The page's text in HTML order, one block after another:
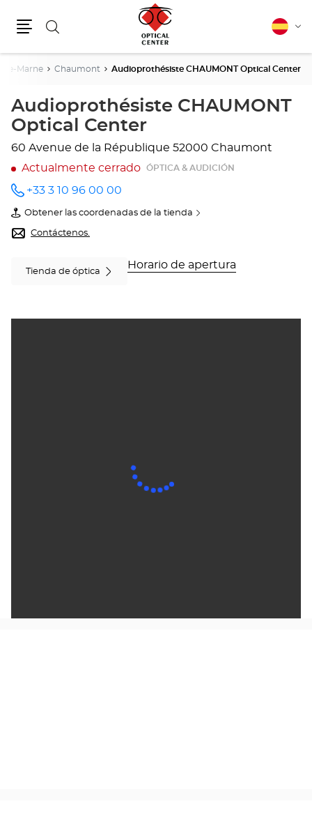
Buscar Español
Marne Chaumont Audioprothésiste CHAUMONT Optical Center
Audioprothésiste CHAUMONT
Optical Center
60 Avenue de la République 52000 Chaumont
Actualmente cerrado
ÓPTICA & AUDICIÓN
número
de
teléfono
+33 3 10 96 00 00
Obtener las coordenadas de la tienda
de
Audioprothésiste
CHAUMONT
Contáctenos.
Tienda de óptica
Horario de apertura